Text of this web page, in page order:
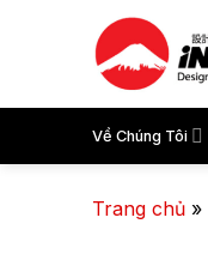
Về Chúng Tôi
Trang chủ »